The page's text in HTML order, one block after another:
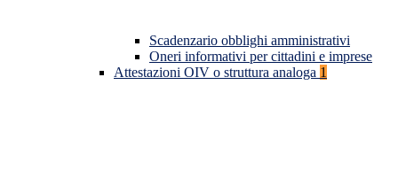
Scadenzario obblighi amministrativi
Oneri informativi per cittadini e imprese
Attestazioni OIV o struttura analoga 1